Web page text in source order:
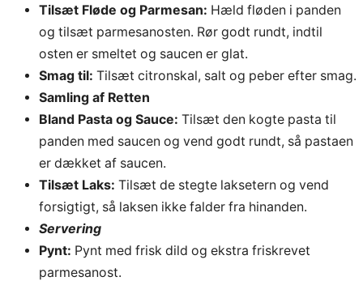
Tilsæt Fløde og Parmesan: Hæld fløden i panden
og tilsæt parmesanosten. Rør godt rundt, indtil
osten er smeltet og saucen er glat.
Smag til: Tilsæt citronskal, salt og peber efter smag.
Samling af Retten
Bland Pasta og Sauce: Tilsæt den kogte pasta til
panden med saucen og vend godt rundt, så pastaen
er dækket af saucen.
Tilsæt Laks: Tilsæt de stegte laksetern og vend
forsigtigt, så laksen ikke falder fra hinanden.
Servering
Pynt: Pynt med frisk dild og ekstra friskrevet
parmesanost.